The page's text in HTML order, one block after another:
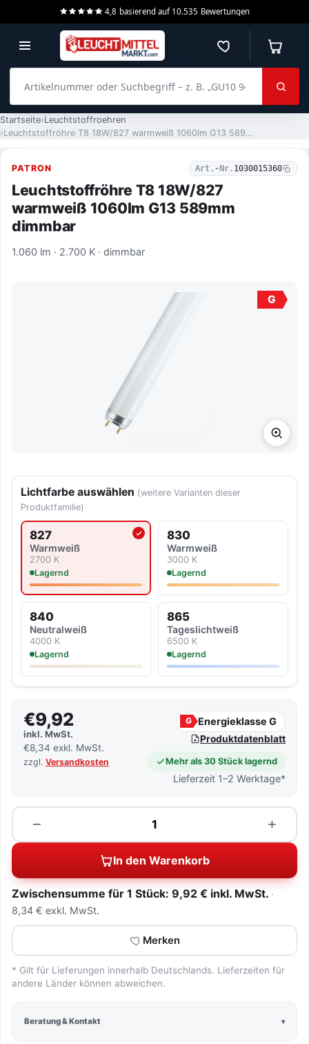
4,8 basierend auf 10.535 Bewertungen
Merkzettel
Startseite Leuchtstoffroehren
Leuchtstoffröhre T8 18W/827 warmweiß 1060lm G13 589mm dimmbar
PATRON Art.-Nr. 1030015360
Leuchtstoffröhre T8 18W/827
warmweiß 1060lm G13 589mm
dimmbar
1.060 lm · 2.700 K · dimmbar
G
Lichtfarbe auswählen (weitere Varianten dieser
Produktfamilie)
827
Warmweiß
2700 K
Lagernd
Aktuell ausgewählte Lichtfarbe
830
Warmweiß
3000 K
Lagernd
840
Neutralweiß
4000 K
Lagernd
865
Tageslicht­weiß
6500 K
Lagernd
€9,92
inkl. MwSt.
€8,34 exkl. MwSt.
zzgl. Versandkosten
G Energieklasse G
Produktdatenblatt
Mehr als 30 Stück lagernd
Lieferzeit 1–2 Werktage*
−
Menge +
In den Warenkorb
Zwischensumme für 1 Stück: 9,92 € inkl. MwSt.
8,34 € exkl. MwSt.
Merken
* Gilt für Lieferungen innerhalb Deutschlands. Lieferzeiten für
andere Länder können abweichen.
Beratung & Kontakt